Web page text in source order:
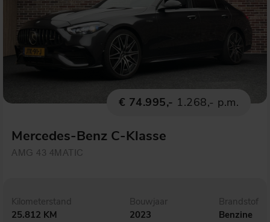
€ 74.995,- 1.268,- p.m.
Mercedes-Benz C-Klasse
AMG 43 4MATIC
Kilometerstand
25.812 KM
Bouwjaar
2023
Brandstof
Benzine